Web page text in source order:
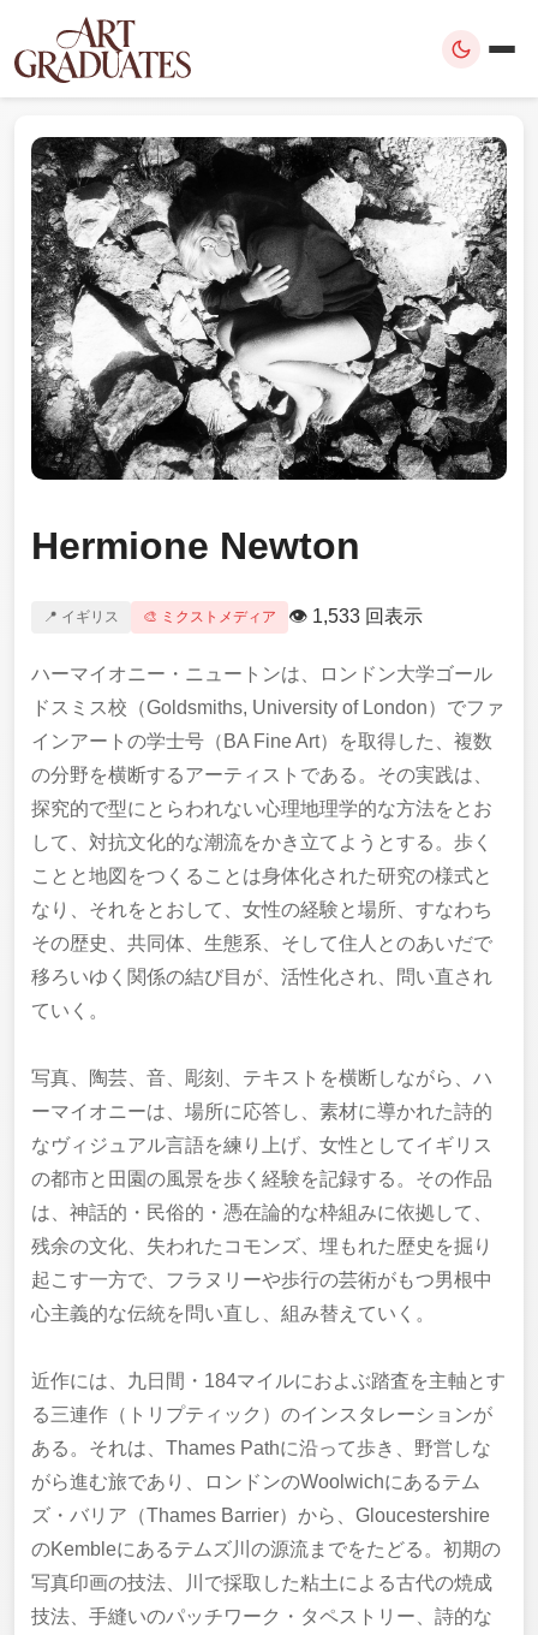
Hermione Newton
📍 イギリス 🎨 ミクストメディア 👁 1,533 回表示
ハーマイオニー・ニュートンは、ロンドン大学ゴール
ドスミス校（Goldsmiths, University of London）でファ
インアートの学士号（BA Fine Art）を取得した、複数
の分野を横断するアーティストである。その実践は、
探究的で型にとらわれない心理地理学的な方法をとお
して、対抗文化的な潮流をかき立てようとする。歩く
ことと地図をつくることは身体化された研究の様式と
なり、それをとおして、女性の経験と場所、すなわち
その歴史、共同体、生態系、そして住人とのあいだで
移ろいゆく関係の結び目が、活性化され、問い直され
ていく。
写真、陶芸、音、彫刻、テキストを横断しながら、ハ
ーマイオニーは、場所に応答し、素材に導かれた詩的
なヴィジュアル言語を練り上げ、女性としてイギリス
の都市と田園の風景を歩く経験を記録する。その作品
は、神話的・民俗的・憑在論的な枠組みに依拠して、
残余の文化、失われたコモンズ、埋もれた歴史を掘り
起こす一方で、フラヌリーや歩行の芸術がもつ男根中
心主義的な伝統を問い直し、組み替えていく。
近作には、九日間・184マイルにおよぶ踏査を主軸とす
る三連作（トリプティック）のインスタレーションが
ある。それは、Thames Pathに沿って歩き、野営しな
がら進む旅であり、ロンドンのWoolwichにあるテム
ズ・バリア（Thames Barrier）から、Gloucestershire
のKembleにあるテムズ川の源流までをたどる。初期の
写真印画の技法、川で採取した粘土による古代の焼成
技法、手縫いのパッチワーク・タペストリー、詩的な